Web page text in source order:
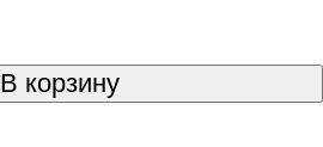
В корзину